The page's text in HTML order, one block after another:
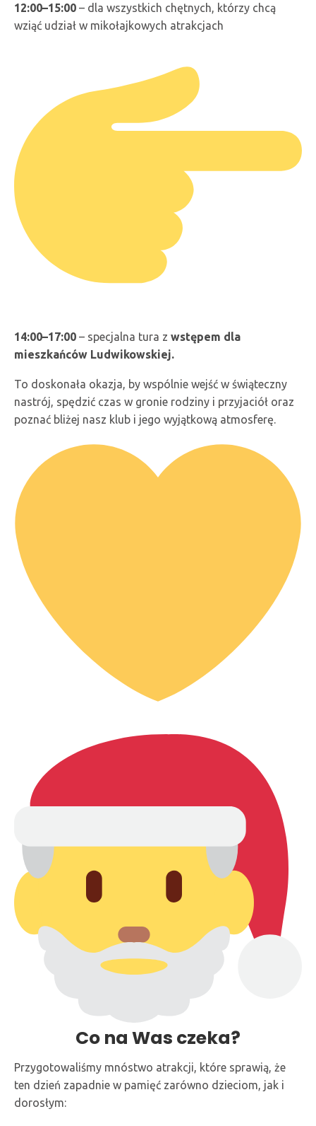
12:00–15:00 – dla wszystkich chętnych, którzy chcą
wziąć udział w mikołajkowych atrakcjach
14:00–17:00 – specjalna tura z wstępem dla
mieszkańców Ludwikowskiej.
To doskonała okazja, by wspólnie wejść w świąteczny
nastrój, spędzić czas w gronie rodziny i przyjaciół oraz
poznać bliżej nasz klub i jego wyjątkową atmosferę.
Co na Was czeka?
Przygotowaliśmy mnóstwo atrakcji, które sprawią, że
ten dzień zapadnie w pamięć zarówno dzieciom, jak i
dorosłym: